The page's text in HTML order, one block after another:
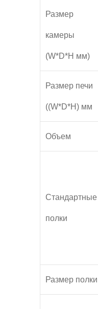
Размер
камеры
(W*D*H мм)
Размер печи
((W*D*H) мм
Объем
Стандартные
полки
Размер полки